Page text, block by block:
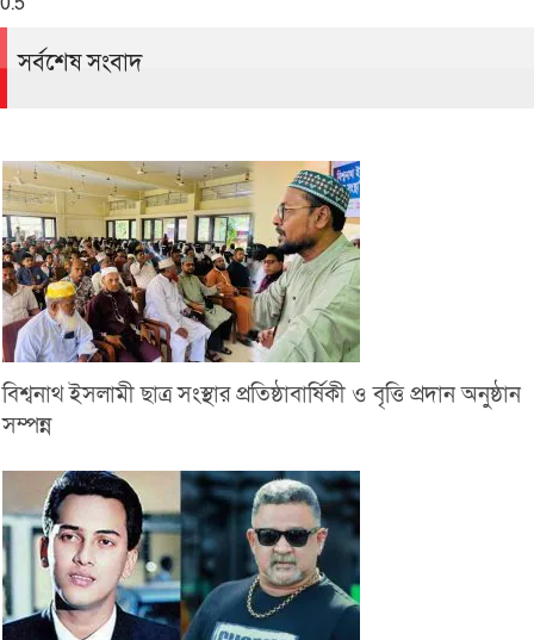
সর্বশেষ সংবাদ
বিশ্বনাথ ইসলামী ছাত্র সংস্থার প্রতিষ্ঠাবার্ষিকী ও বৃত্তি প্রদান অনুষ্ঠান
সম্পন্ন